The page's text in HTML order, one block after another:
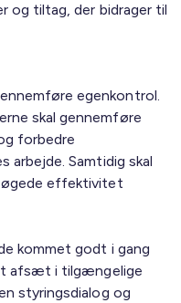
og tiltag, der bidrager til
egenkontrol.
skal gennemføre
forbedre
Samtidig skal
øgede effektivitet
kommet godt i gang
afsæt i tilgængelige
styringsdialog og